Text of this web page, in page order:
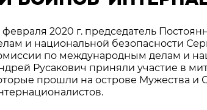
февраля 2020 г. председатель
и национальной безопасности
по международным делам и
Русакович приняли участие в
прошли на острове Мужества и